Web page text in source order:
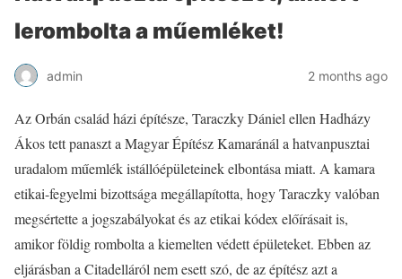
lerombolta a műemléket!
admin 2 months ago
Az Orbán család házi építésze, Taraczky Dániel ellen Hadházy
Ákos tett panaszt a Magyar Építész Kamaránál a hatvanpusztai
uradalom műemlék istállóépületeinek elbontása miatt. A kamara
etikai-fegyelmi bizottsága megállapította, hogy Taraczky valóban
megsértette a jogszabályokat és az etikai kódex előírásait is,
amikor földig rombolta a kiemelten védett épületeket. Ebben az
eljárásban a Citadelláról nem esett szó, de az építész azt a